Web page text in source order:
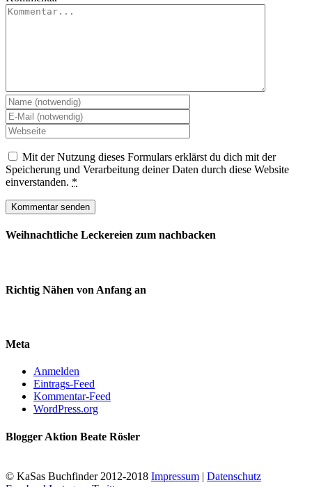
Mit der Nutzung dieses Formulars erklärst du dich mit der
Speicherung und Verarbeitung deiner Daten durch diese Website
einverstanden. *
Weihnachtliche Leckereien zum nachbacken
Richtig Nähen von Anfang an
Meta
Anmelden
Eintrags-Feed
Kommentar-Feed
WordPress.org
Blogger Aktion Beate Rösler
© KaSas Buchfinder 2012-2018 Impressum | Datenschutz